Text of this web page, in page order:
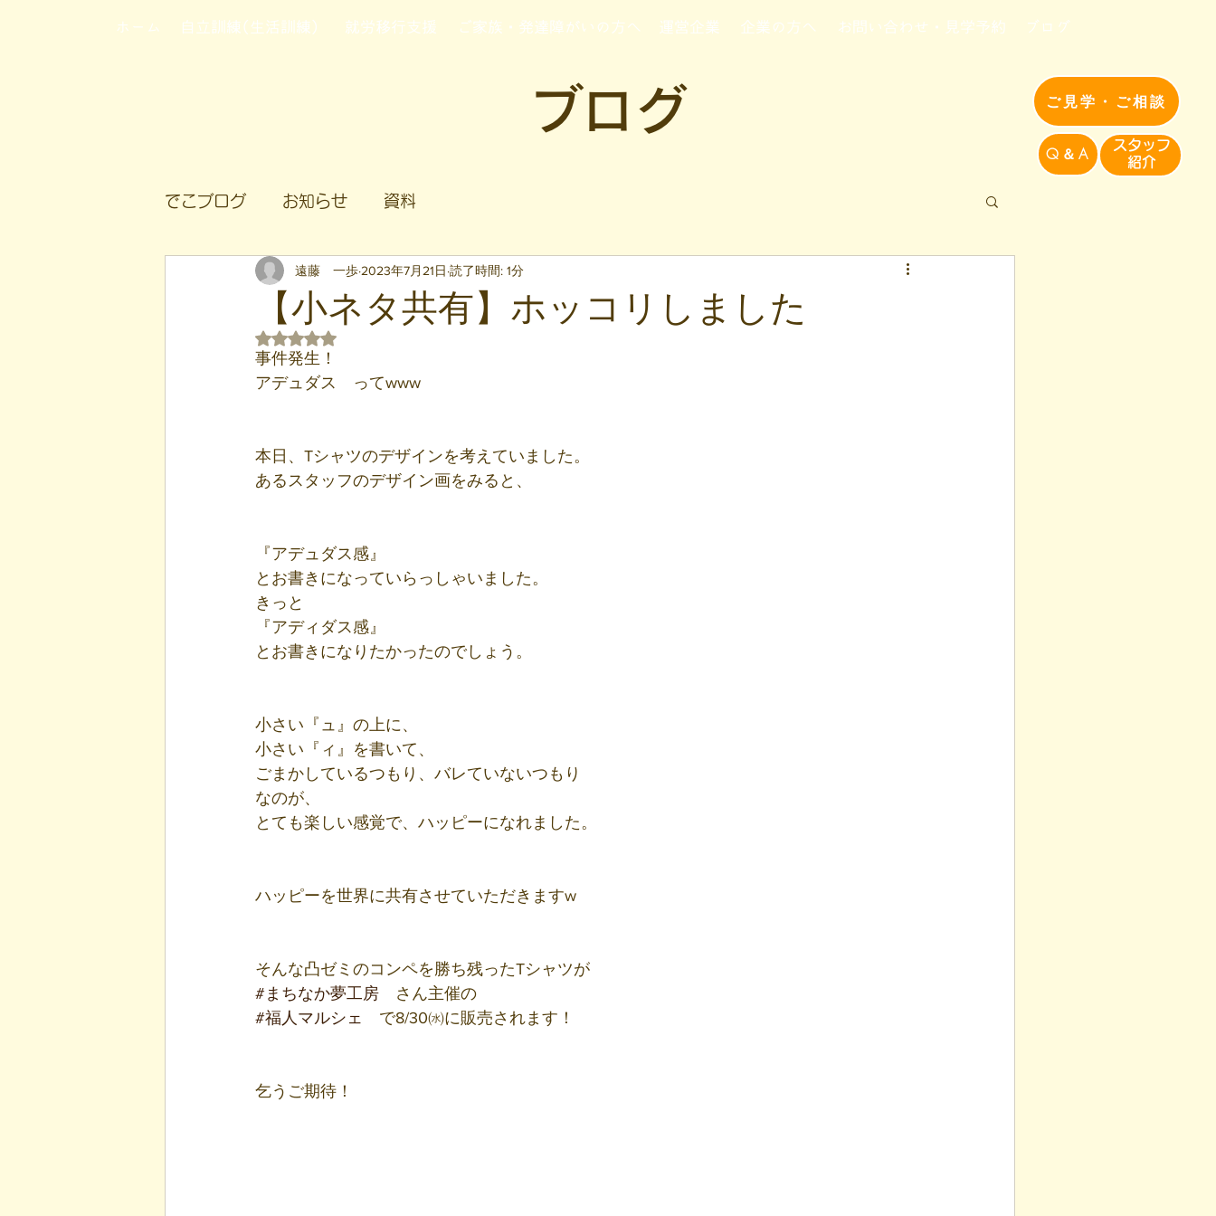
ご見学・ご相談
Q＆A
​スタッフ
紹介​
ホーム 自立訓練(生活訓練) 就労移行支援 ご家族・発達障がいの方へ 運営企業 企業の方へ お問い合わせ・見学予約 ブログ
ブログ
でこブログ お知らせ 資料
【小ネタ共有】ホッコリしました
遠藤 一歩 2023年7月21日 読了時間: 1分
5つ星のうちNaNと評価されています。
事件発生！
アデュダス　ってwww
本日、Tシャツのデザインを考えていました。
あるスタッフのデザイン画をみると、
『アデュダス感』
とお書きになっていらっしゃいました。
きっと
『アディダス感』
とお書きになりたかったのでしょう。
小さい『ュ』の上に、
小さい『ィ』を書いて、
ごまかしているつもり、バレていないつもり
なのが、
とても楽しい感覚で、ハッピーになれました。
ハッピーを世界に共有させていただきますw
そんな凸ゼミのコンペを勝ち残ったTシャツが
#まちなか夢工房 さん主催の
#福人マルシェ で8/30㈬に販売されます！
乞うご期待！